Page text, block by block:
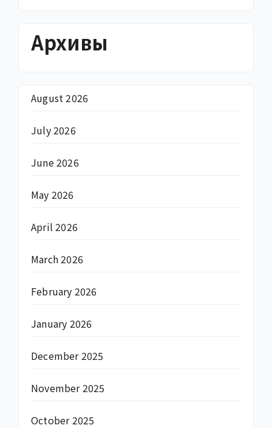
Архивы
August 2026
July 2026
June 2026
May 2026
April 2026
March 2026
February 2026
January 2026
December 2025
November 2025
October 2025